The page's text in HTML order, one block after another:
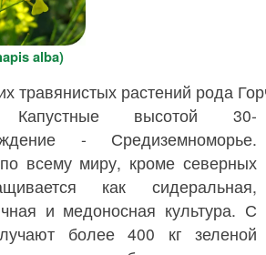
alba)
травянистых растений рода
высотой 30-
- Средиземноморье.
всему миру, кроме северных
как сидеральная,
и медоносная культура. С
более 400 кг зеленой